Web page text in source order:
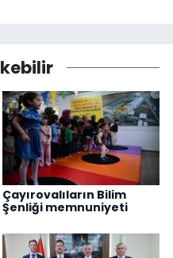
Çayırovalıların Bilim
Şenliği memnuniyeti